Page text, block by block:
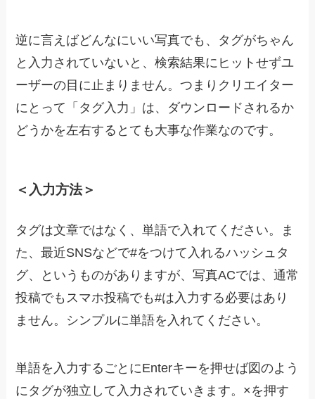
逆に言えばどんなにいい写真でも、タグがちゃん
と入力されていないと、検索結果にヒットせずユ
ーザーの目に止まりません。つまりクリエイター
にとって「タグ入力」は、ダウンロードされるか
どうかを左右するとても大事な作業なのです。
＜入力方法＞
タグは文章ではなく、単語で入れてください。ま
た、最近SNSなどで#をつけて入れるハッシュタ
グ、というものがありますが、写真ACでは、通常
投稿でもスマホ投稿でも#は入力する必要はあり
ません。シンプルに単語を入れてください。
単語を入力するごとにEnterキーを押せば図のよう
にタグが独立して入力されていきます。×を押す